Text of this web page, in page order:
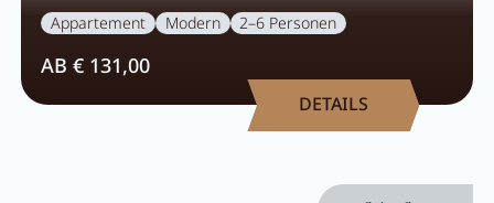
Frühstück
Lounge
Appartement Modern 2–6 Personen
AB € 131,00
DETAILS